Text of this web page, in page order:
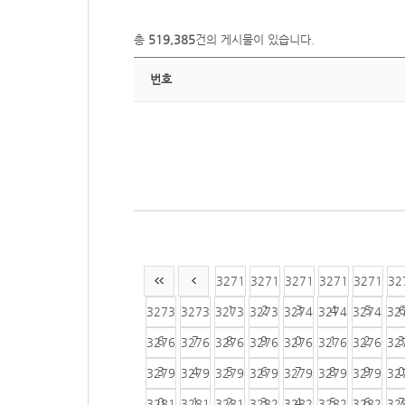
총 519,385건의 게시물이 있습니다.
번호
3271
1
3271
2
3271
3
3271
4
3271
5 6
3273
6
3273
7
3273
8
3273
9
3274
0
3274
1
3274
2 3
3276
3
3276
4
3276
5
3276
6
3276
7
3276
8
3276
9 0
3279
0
3279
1
3279
2
3279
3
3279
4
3279
5
3279
6 7